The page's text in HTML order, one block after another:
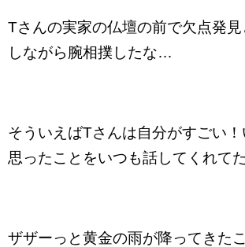
Tさんの実家の仏壇の前で欠点発
しながら腕相撲したな…
そういえばTさんは自分がすごい
思ったことをいつも話してくれて
ザザーっと黄金の雨が降ってきた